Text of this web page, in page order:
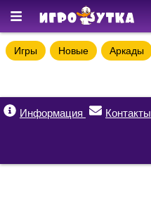
Игры Новые Аркады
Информация Контакты